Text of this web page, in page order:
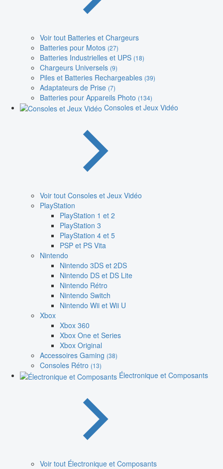
Voir tout Batteries et Chargeurs
Batteries pour Motos (27)
Batteries Industrielles et UPS (18)
Chargeurs Universels (9)
Piles et Batteries Rechargeables (39)
Adaptateurs de Prise (7)
Batteries pour Appareils Photo (134)
Consoles et Jeux Vidéo
Voir tout Consoles et Jeux Vidéo
PlayStation
PlayStation 1 et 2
PlayStation 3
PlayStation 4 et 5
PSP et PS Vita
Nintendo
Nintendo 3DS et 2DS
Nintendo DS et DS Lite
Nintendo Rétro
Nintendo Switch
Nintendo Wii et Wii U
Xbox
Xbox 360
Xbox One et Series
Xbox Original
Accessoires Gaming (38)
Consoles Rétro (13)
Électronique et Composants
Voir tout Électronique et Composants